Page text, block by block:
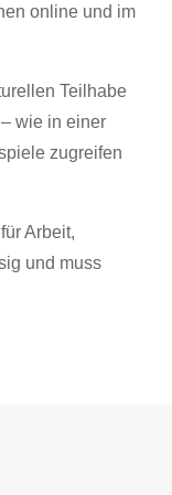
online und im
Teilhabe
wie in einer
zugreifen
Arbeit,
und muss